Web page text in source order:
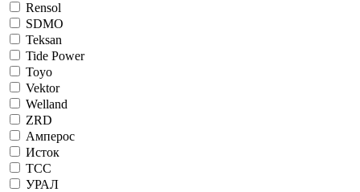
Rensol
SDMO
Teksan
Tide Power
Toyo
Vektor
Welland
ZRD
Амперос
Исток
ТСС
УРАЛ